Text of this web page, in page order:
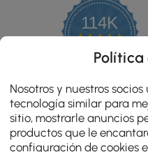
114K
4.8
star
rating
OPINIONESPolítica
Nosotros y nuestros
tecnología similar para
sitio, mostrarle anuncios
productos que le
configuración de cookies